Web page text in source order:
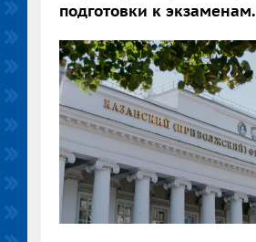
подготовки к экзаменам.